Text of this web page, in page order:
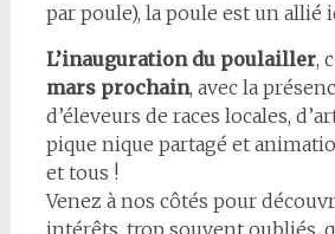
par poule), la poule est un allié
L’inauguration du poulailler,
mars prochain, avec la
d’éleveurs de races locales,
pique nique partagé et
et tous !
Venez à nos côtés pour
intérêts, trop souvent oubliés,